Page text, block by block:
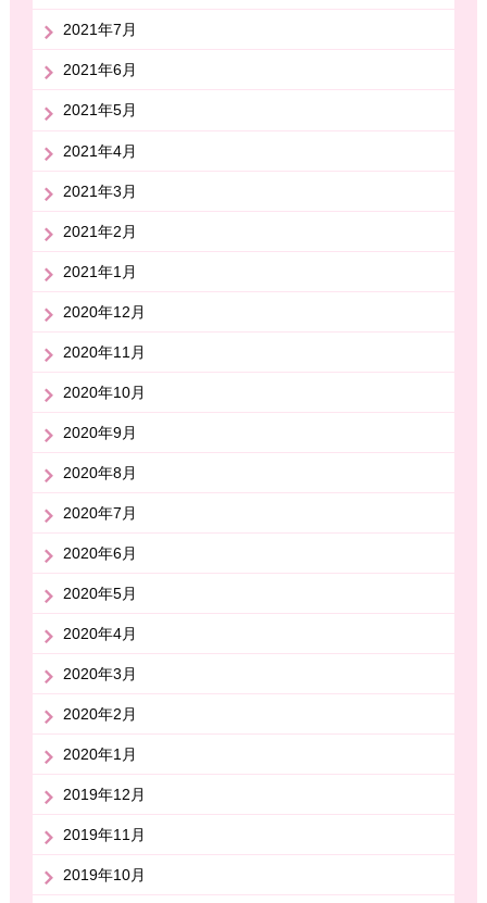
2021年7月
2021年6月
2021年5月
2021年4月
2021年3月
2021年2月
2021年1月
2020年12月
2020年11月
2020年10月
2020年9月
2020年8月
2020年7月
2020年6月
2020年5月
2020年4月
2020年3月
2020年2月
2020年1月
2019年12月
2019年11月
2019年10月